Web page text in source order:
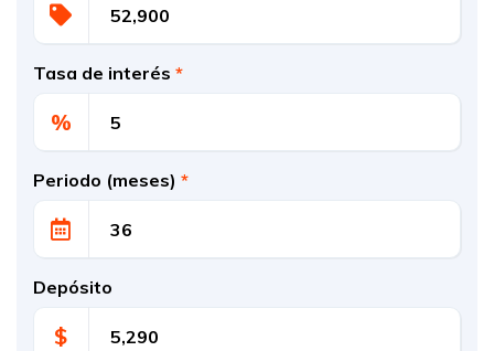
Tasa de interés *
%
Periodo (meses) *
Depósito
$